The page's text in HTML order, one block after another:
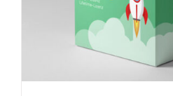
auf
der